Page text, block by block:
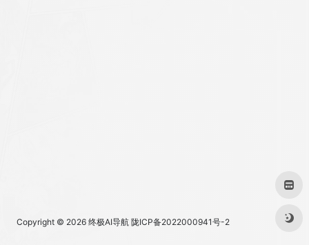
Copyright © 2026 终极AI导航 陇ICP备2022000941号-2